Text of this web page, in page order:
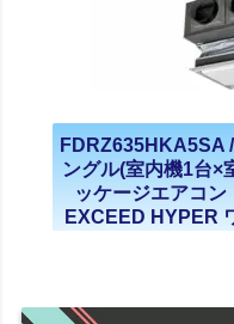
FDRZ635HKA5SA
ングル(室内機1台×
ッケージエアコ
EXCEED HYPER